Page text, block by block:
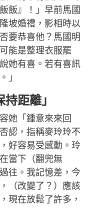
飯』！」早前馬國
坡婚禮，影相時以
要恭喜他？馬國明
能是整理衣服罷
她有喜。若有喜訊
」
距離」
她「鍾意來來回
認，指稱麥玲玲不
好容易受感動。玲
當下（翻兜無
往。我記憶差，今
（改變了？）應該
現在放鬆了許多，